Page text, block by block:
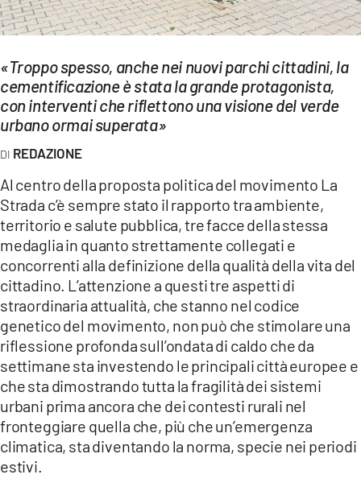
Streaming
LAC NETWORK
LAC ONAIR
LaC
LACPLAY.IT
LACTV.IT
LACONAIR.IT
LACITYMAG.IT
ILREGGINO.IT
COSENZACHANNEL.IT
ILVIBONESE.IT
CATANZAROCHANNEL.IT
LACAPITALENEWS.IT
«Troppo spesso, anche nei nuovi parchi cittadini, la
cementificazione è stata la grande protagonista,
con interventi che riflettono una visione del verde
urbano ormai superata»
REDAZIONE
Al centro della proposta politica del movimento La
Strada c’è sempre stato il rapporto tra ambiente,
territorio e salute pubblica, tre facce della stessa
medaglia in quanto strettamente collegati e
concorrenti alla definizione della qualità della vita del
cittadino. L’attenzione a questi tre aspetti di
straordinaria attualità, che stanno nel codice
genetico del movimento, non può che stimolare una
riflessione profonda sull’ondata di caldo che da
settimane sta investendo le principali città europee e
che sta dimostrando tutta la fragilità dei sistemi
urbani prima ancora che dei contesti rurali nel
fronteggiare quella che, più che un’emergenza
climatica, sta diventando la norma, specie nei periodi
estivi.